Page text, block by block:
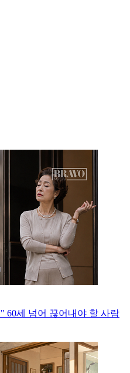
60세 넘어 끊어내야 할 사람